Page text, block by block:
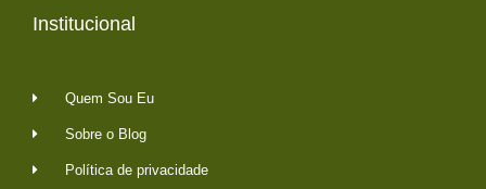
Institucional
Quem Sou Eu
Sobre o Blog
Política de privacidade